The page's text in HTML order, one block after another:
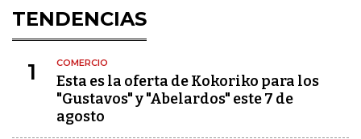
TENDENCIAS
1 COMERCIO
Esta es la oferta de Kokoriko para los
"Gustavos" y "Abelardos" este 7 de
agosto